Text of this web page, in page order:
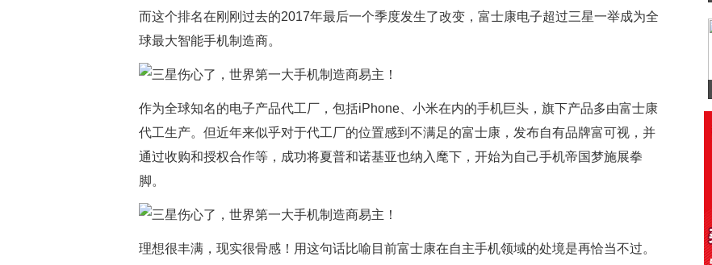
而这个排名在刚刚过去的2017年最后一个季度发生了改变，富士康电子超过三星一举成为全
球最大智能手机制造商。
作为全球知名的电子产品代工厂，包括iPhone、小米在内的手机巨头，旗下产品多由富士康
代工生产。但近年来似乎对于代工厂的位置感到不满足的富士康，发布自有品牌富可视，并
通过收购和授权合作等，成功将夏普和诺基亚也纳入麾下，开始为自己手机帝国梦施展拳
脚。
理想很丰满，现实很骨感！用这句话比喻目前富士康在自主手机领域的处境是再恰当不过。